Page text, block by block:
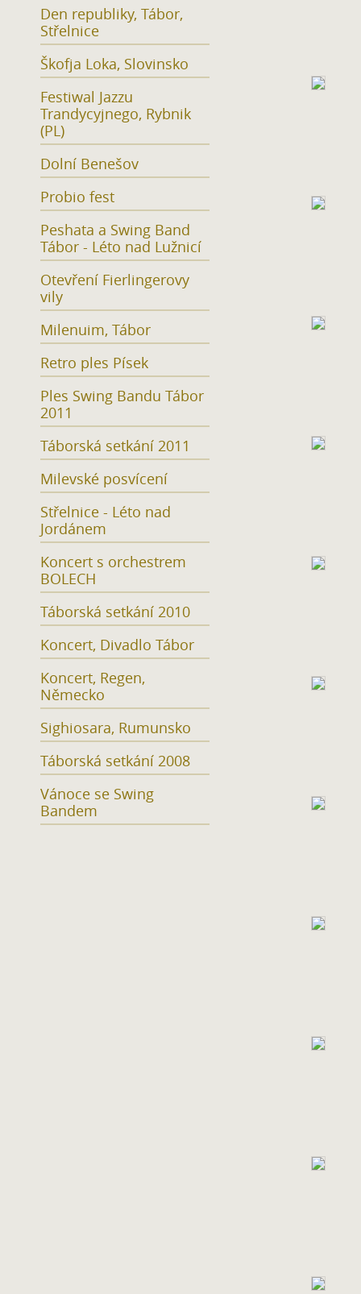
Den republiky, Tábor,
Střelnice
Škofja Loka, Slovinsko
Festiwal Jazzu
Trandycyjnego, Rybnik
(PL)
Dolní Benešov
Probio fest
Peshata a Swing Band
Tábor - Léto nad Lužnicí
Otevření Fierlingerovy
vily
Milenuim, Tábor
Retro ples Písek
Ples Swing Bandu Tábor
2011
Táborská setkání 2011
Milevské posvícení
Střelnice - Léto nad
Jordánem
Koncert s orchestrem
BOLECH
Táborská setkání 2010
Koncert, Divadlo Tábor
Koncert, Regen,
Německo
Sighiosara, Rumunsko
Táborská setkání 2008
Vánoce se Swing
Bandem